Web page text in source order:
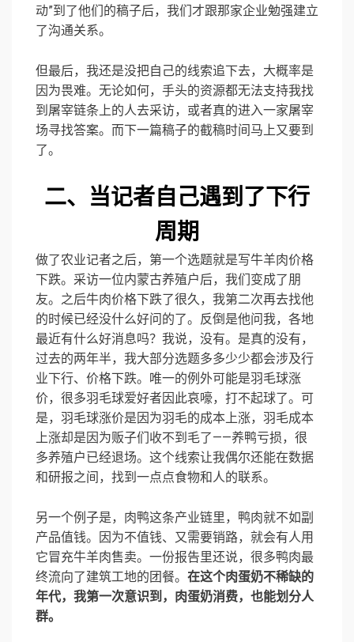
动”到了他们的稿子后，我们才跟那家企业勉强建立
了沟通关系。
但最后，我还是没把自己的线索追下去，大概率是
因为畏难。无论如何，手头的资源都无法支持我找
到屠宰链条上的人去采访，或者真的进入一家屠宰
场寻找答案。而下一篇稿子的截稿时间马上又要到
了。
二、当记者自己遇到了下行
周期
做了农业记者之后，第一个选题就是写牛羊肉价格
下跌。采访一位内蒙古养殖户后，我们变成了朋
友。之后牛肉价格下跌了很久，我第二次再去找他
的时候已经没什么好问的了。反倒是他问我，各地
最近有什么好消息吗？我说，没有。是真的没有，
过去的两年半，我大部分选题多多少少都会涉及行
业下行、价格下跌。唯一的例外可能是羽毛球涨
价，很多羽毛球爱好者因此哀嚎，打不起球了。可
是，羽毛球涨价是因为羽毛的成本上涨，羽毛成本
上涨却是因为贩子们收不到毛了——养鸭亏损，很
多养殖户已经退场。这个线索让我偶尔还能在数据
和研报之间，找到一点点食物和人的联系。
另一个例子是，肉鸭这条产业链里，鸭肉就不如副
产品值钱。因为不值钱、又需要销路，就会有人用
它冒充牛羊肉售卖。一份报告里还说，很多鸭肉最
终流向了建筑工地的团餐。 在这个肉蛋奶不稀缺的
年代，我第一次意识到，肉蛋奶消费，也能划分人
群。